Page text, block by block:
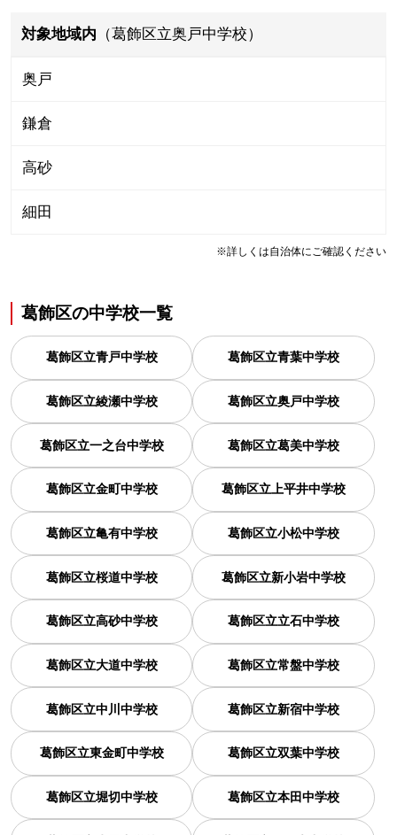
対象地域内 （葛飾区立奥戸中学校）
奥戸
鎌倉
高砂
細田
※詳しくは自治体にご確認ください
葛飾区の中学校一覧
葛飾区立青戸中学校 葛飾区立青葉中学校
葛飾区立綾瀬中学校 葛飾区立奥戸中学校
葛飾区立一之台中学校 葛飾区立葛美中学校
葛飾区立金町中学校 葛飾区立上平井中学校
葛飾区立亀有中学校 葛飾区立小松中学校
葛飾区立桜道中学校 葛飾区立新小岩中学校
葛飾区立高砂中学校 葛飾区立立石中学校
葛飾区立大道中学校 葛飾区立常盤中学校
葛飾区立中川中学校 葛飾区立新宿中学校
葛飾区立東金町中学校 葛飾区立双葉中学校
葛飾区立堀切中学校 葛飾区立本田中学校